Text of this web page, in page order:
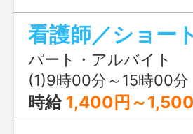
ど） ・つめ切り、ガ
ンシュリン・胃ろう・
（ご利用報告等※記録
務 ・お客様のご利用
迎時添乗あり（状況に
名 変更の範囲：会社
パート・アルバイト
(1)9時00分～15時00分
時給 1,400円～